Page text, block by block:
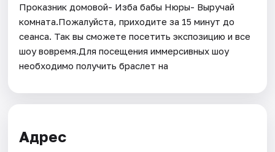
Проказник домовой- Изба бабы Нюры- Выручай
комната.Пожалуйста, приходите за 15 минут до
сеанса. Так вы сможете посетить экспозицию и все
шоу вовремя.Для посещения иммерсивных шоу
необходимо получить браслет на
Адрес